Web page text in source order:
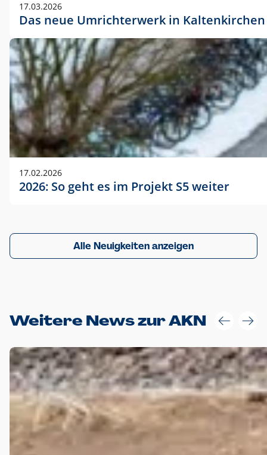
17.03.2026
Das neue Umrichterwerk in Kaltenkirchen
17.02.2026
2026: So geht es im Projekt S5 weiter
Alle Neuigkeiten anzeigen
Weitere News zur AKN